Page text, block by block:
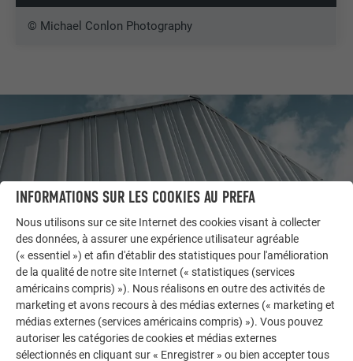
© Michael Conlon Photography
LAISSEZ-VOUS INSPIRER
AUTRES BÂTIMENTS
La galerie de références PREFA démontre la
INFORMATIONS SUR LES COOKIES AU PREFA
Nous utilisons sur ce site Internet des cookies visant à collecter
des données, à assurer une expérience utilisateur agréable
(« essentiel ») et afin d'établir des statistiques pour l'amélioration
de la qualité de notre site Internet (« statistiques (services
américains compris) »). Nous réalisons en outre des activités de
marketing et avons recours à des médias externes (« marketing et
médias externes (services américains compris) »). Vous pouvez
autoriser les catégories de cookies et médias externes
sélectionnés en cliquant sur « Enregistrer » ou bien accepter tous